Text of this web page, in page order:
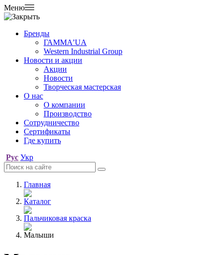
Меню
Бренды
ГАММА’UA
Western Industrial Group
Новости и акции
Акции
Новости
Творческая мастерская
О нас
О компании
Производство
Сотрудничество
Сертификаты
Где купить
Рус Укр
Главная
Каталог
Пальчиковая краска
Малыши